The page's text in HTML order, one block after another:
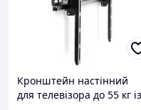
Кронштейн настінний
для телевізора до 55 кг із